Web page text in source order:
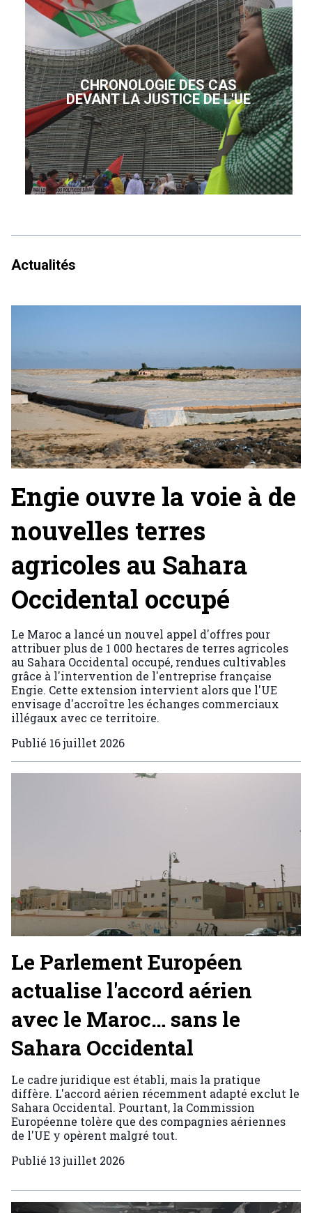
CHRONOLOGIE DES CAS
DEVANT LA JUSTICE DE L'UE
Actualités
Engie ouvre la voie à de
nouvelles terres
agricoles au Sahara
Occidental occupé
Le Maroc a lancé un nouvel appel d'offres pour
attribuer plus de 1 000 hectares de terres agricoles
au Sahara Occidental occupé, rendues cultivables
grâce à l'intervention de l'entreprise française
Engie. Cette extension intervient alors que l'UE
envisage d'accroître les échanges commerciaux
illégaux avec ce territoire.
Publié 16 juillet 2026
Le Parlement Européen
actualise l'accord aérien
avec le Maroc… sans le
Sahara Occidental
Le cadre juridique est établi, mais la pratique
diffère. L'accord aérien récemment adapté exclut le
Sahara Occidental. Pourtant, la Commission
Européenne tolère que des compagnies aériennes
de l'UE y opèrent malgré tout.
Publié 13 juillet 2026